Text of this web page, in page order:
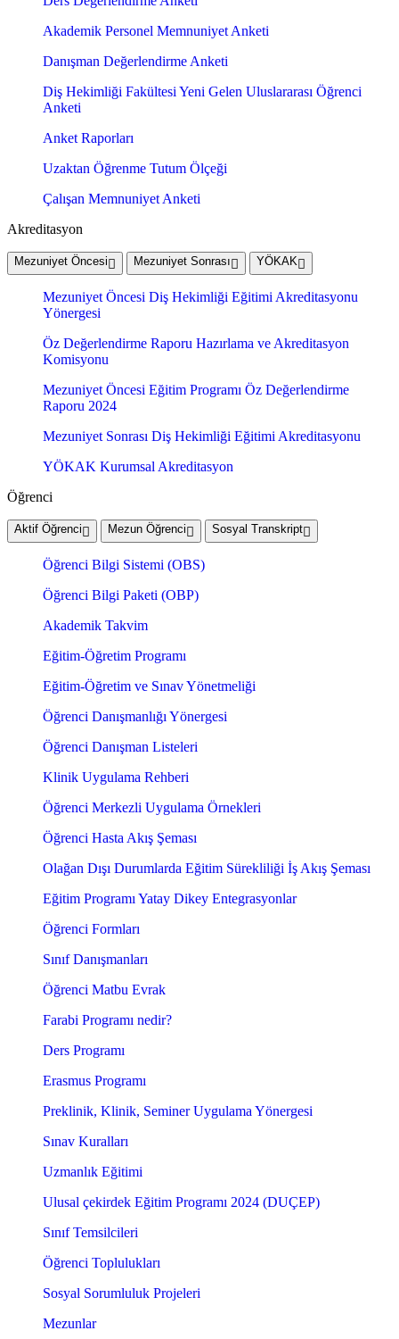
Akademik Personel Memnuniyet Anketi
Danışman Değerlendirme Anketi
Diş Hekimliği Fakültesi Yeni Gelen Uluslararası Öğrenci
Anketi
Anket Raporları
Uzaktan Öğrenme Tutum Ölçeği
Çalışan Memnuniyet Anketi
Akreditasyon
Mezuniyet Öncesi Mezuniyet Sonrası YÖKAK
Mezuniyet Öncesi Diş Hekimliği Eğitimi Akreditasyonu
Yönergesi
Öz Değerlendirme Raporu Hazırlama ve Akreditasyon
Komisyonu
Mezuniyet Öncesi Eğitim Programı Öz Değerlendirme
Raporu 2024
Mezuniyet Sonrası Diş Hekimliği Eğitimi Akreditasyonu
YÖKAK Kurumsal Akreditasyon
Öğrenci
Aktif Öğrenci Mezun Öğrenci Sosyal Transkript
Öğrenci Bilgi Sistemi (OBS)
Öğrenci Bilgi Paketi (OBP)
Akademik Takvim
Eğitim-Öğretim Programı
Eğitim-Öğretim ve Sınav Yönetmeliği
Öğrenci Danışmanlığı Yönergesi
Öğrenci Danışman Listeleri
Klinik Uygulama Rehberi
Öğrenci Merkezli Uygulama Örnekleri
Öğrenci Hasta Akış Şeması
Olağan Dışı Durumlarda Eğitim Sürekliliği İş Akış Şeması
Eğitim Programı Yatay Dikey Entegrasyonlar
Öğrenci Formları
Sınıf Danışmanları
Öğrenci Matbu Evrak
Farabi Programı nedir?
Ders Programı
Erasmus Programı
Preklinik, Klinik, Seminer Uygulama Yönergesi
Sınav Kuralları
Uzmanlık Eğitimi
Ulusal çekirdek Eğitim Programı 2024 (DUÇEP)
Sınıf Temsilcileri
Öğrenci Toplulukları
Sosyal Sorumluluk Projeleri
Mezunlar